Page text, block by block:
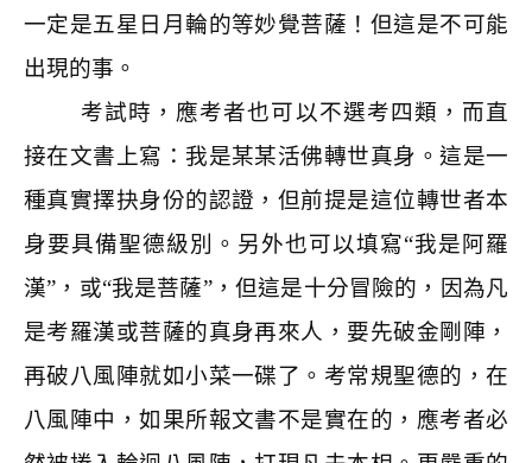
一定是五星日月輪的等妙覺菩薩！但這是不可能
出現的事。
考試時，應考者也可以不選考四類，而直
接在文書上寫：我是某某活佛轉世真身。這是一
種真實擇抉身份的認證，但前提是這位轉世者本
身要具備聖德級別。另外也可以填寫“我是阿羅
漢”，或“我是菩薩”，但這是十分冒險的，因為凡
是考羅漢或菩薩的真身再來人，要先破金剛陣，
再破八風陣就如小菜一碟了。考常規聖德的，在
八風陣中，如果所報文書不是實在的，應考者必